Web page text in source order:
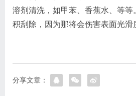
溶剂清洗，如甲苯、香蕉水、等等
积刮除，因为那将会伤害表面光滑
分享文章：